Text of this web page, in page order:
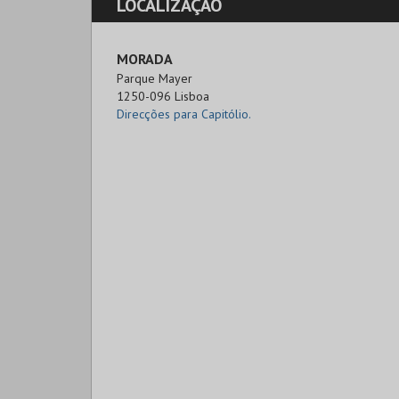
LOCALIZAÇÃO
MORADA
Parque Mayer
1250-096 Lisboa
Direcções para Capitólio.